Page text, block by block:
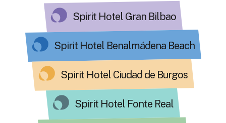
Spirit Hotel Gran Bilbao
Spirit Hotel Benalmádena Beach
Spirit Hotel Ciudad de Burgos
Spirit Hotel Fonte Real